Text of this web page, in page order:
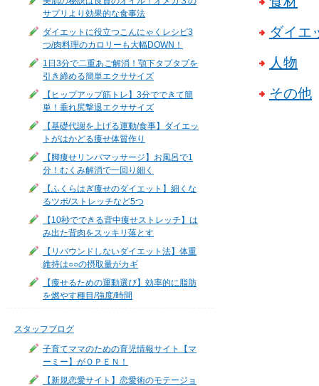
サプリより効果的な食事法
ダイエットに役立つこんにゃくレシピ3
つ/肉料理のカロリーも大幅DOWN！
1日3分で二重あご解消！顎下タプタプを
引き締める簡単エクササイズ
【ヒップアップ筋トレ】3分でできて簡
単！垂れ尻撃退エクササイズ
【基礎代謝を上げる運動/食事】ダイエッ
トがはかどる痩せ体質作り
【脚痩せリンパマッサージ】お風呂で1
分！むくみ解消で一回り細く
【ふくらはぎ痩せのダイエット】細くな
るツボ/ストレッチなど5つ
【10秒でできる背中痩せストレッチ】は
み出た背肉をスッキリ落とす
【リバウンドしないダイエット法】体重
維持は○○の摂取量がカギ
【痩せるための運動選び】効率的に脂肪
を燃やす種目/強度/時間
スタッフブログ
子育てママのための育児情報サイト【マ
ーミー】がＯＰＥＮ！
【新規恋愛サイト】恋愛術のモテージョ
ダイエ
人物
その他